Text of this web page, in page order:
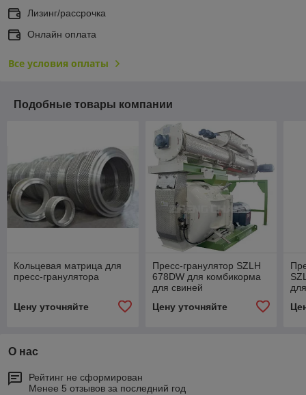
Лизинг/рассрочка
Онлайн оплата
Все условия оплаты
Подобные товары компании
Кольцевая матрица для
пресс-гранулятора
Цену уточняйте
Пресс-гранулятор SZLH
678DW для комбикорма
для свиней
Цену уточняйте
О нас
Рейтинг не сформирован
Менее 5 отзывов за последний год